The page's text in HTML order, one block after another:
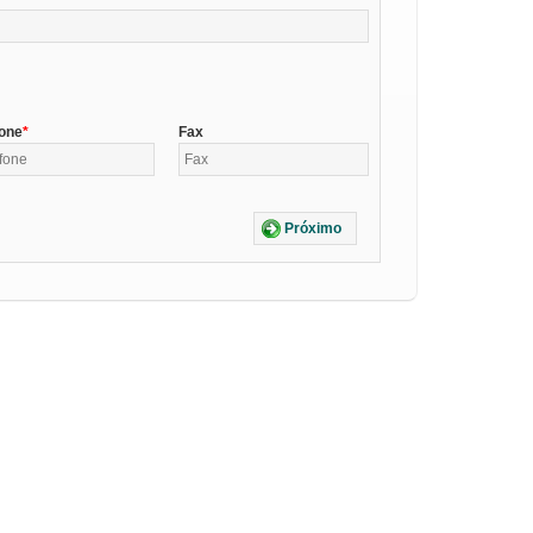
Fax
Próximo